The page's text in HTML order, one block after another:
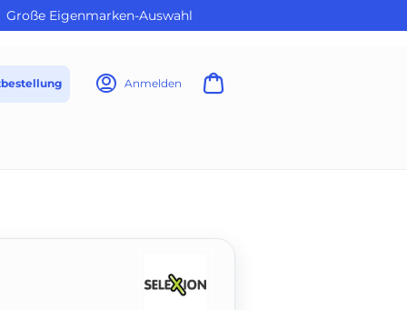
Große Eigenmarken-Auswahl
Anmelden